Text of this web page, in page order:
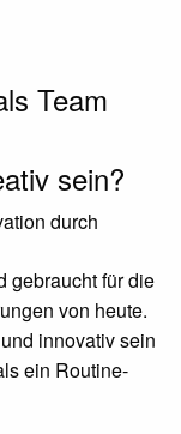
Team
sein?
durch
gebraucht für die
von heute.
innovativ sein
ein Routine-